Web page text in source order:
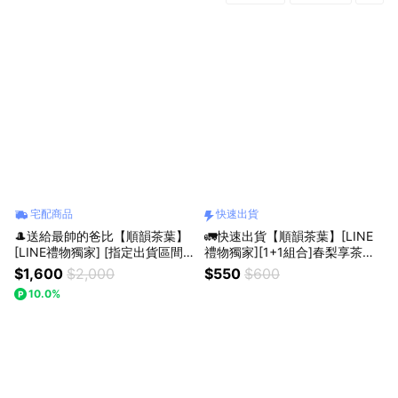
宅配商品
🎩送給最帥的爸比【順韻茶葉】
[LINE禮物獨家] [指定出貨區間]
大禹嶺稀藏禮盒 - 稀藏大禹嶺10
0K｜國寶大禹嶺｜茶葉禮盒｜送
禮首選｜商務禮品｜節慶贈禮｜
$1,600 $2,000
10.0%
快速出貨
🚛快速出貨【順韻茶葉】[LINE
禮物獨家][1+1組合]春梨享茶組-
梨山新佳陽｜正統梨山茶83K｜
順韻品茗杯｜祝福禮贈｜環境友
$550 $600